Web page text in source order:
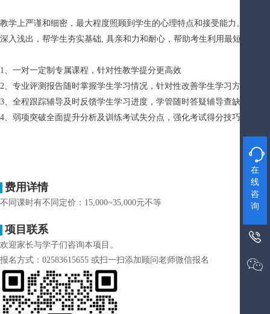
教学上严谨和细密，最大程度照顾到学生的心理特点和接受能力。有自
深入浅出，帮学生夯实基础, 具亲和力和耐心，帮助考生利用最短的时间
1、一对一定制专属课程，针对性教学提分更高效
2、专业评测报告随时掌握学生学习情况，针对性改善学生学习方案
3、全程跟踪辅导及时反馈学生学习进度，学管随时答疑辅导查缺补漏
4、弱项突破全面提升分析及训练考试失分点，强化考试得分技巧
费用详情
不同课时有不同定价：15,000~35,000元不等
项目联系
欢迎家长与学子们咨询本项目。
报名方式：02583615655 或扫一扫添加顾问老师微信报名

在
线
咨
询

